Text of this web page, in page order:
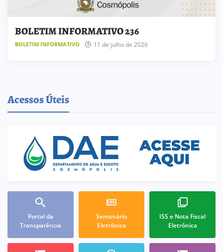
BOLETIM INFORMATIVO 236
BOLETIM INFORMATIVO 11 de julho de 2026
Acessos Úteis
Portal da
Transparência
Semanário
Eletrônico
ISS e Nota Fiscal
Eletrônica